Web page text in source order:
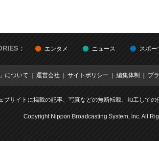
： エンタメ ニュース スポー
について 運営会社 サイトポリシー 編集体制 プ
ブサイトに掲載の記事、写真などの無断転載、加工しての
Copyright Nippon Broadcasting System, Inc. All